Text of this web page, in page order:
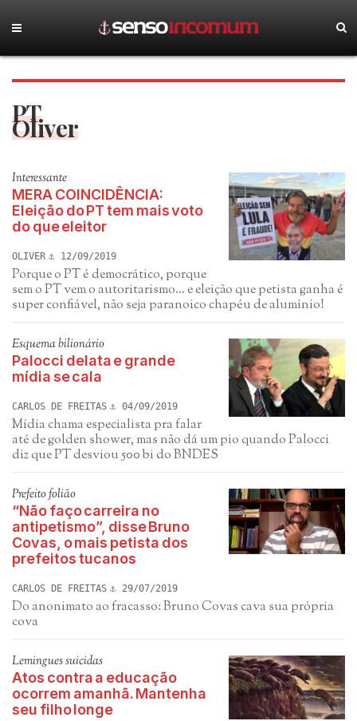
PT
Oliver
Interessante
MERA COINCIDÊNCIA:
Eleição do PT tem mais voto
do que eleitor
OLIVER 12/09/2019
Porque o PT é democrático, porque
sem o PT vem o autoritarismo... e eleição que petista ganha é
super confiável, não seja paranoico chapéu de alumínio!
Esquema bilionário
Palocci delata e grande
mídia se cala
CARLOS DE FREITAS 04/09/2019
Mídia chama especialista pra falar
até de golden shower, mas não dá um pio quando Palocci
diz que PT desviou 500 bi do BNDES
Prefeito folião
“Não faço carreira no
antipetismo”, disse Bruno
Covas, o mais petista dos
prefeitos tucanos
CARLOS DE FREITAS 29/07/2019
Do anonimato ao fracasso: Bruno Covas cava sua própria
cova
Lemingues suicidas
Atos contra a educação
ocorrem amanhã. Mantenha
seu filho longe